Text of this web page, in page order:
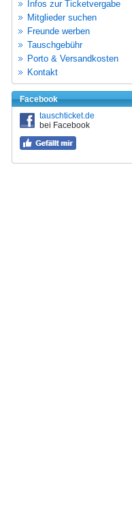
Infos zur Ticketvergabe
Mitglieder suchen
Freunde werben
Tauschgebühr
Porto & Versandkosten
Kontakt
Facebook
tauschticket.de
bei Facebook